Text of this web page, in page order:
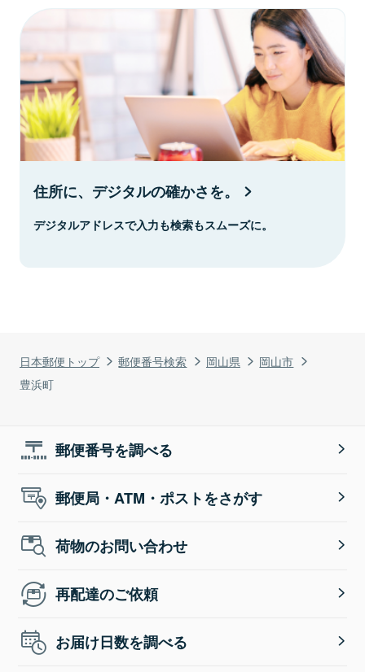
日本郵便トップ 郵便番号検索 岡山県
岡山市
豊浜町
住所に、デジタルの確かさを。
デジタルアドレスで入力も検索もスムーズに。
郵便番号を調べる
郵便局・ATM・ポストをさがす
荷物のお問い合わせ
再配達のご依頼
お届け日数を調べる